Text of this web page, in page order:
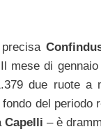
mese di
due ruote a
del periodo
Capelli – è